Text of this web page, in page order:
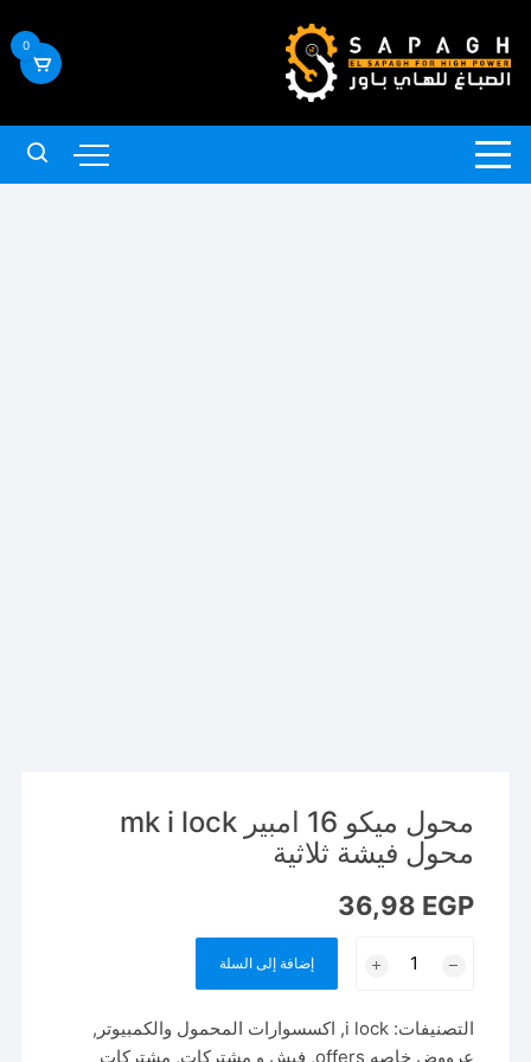
إلى
المحتوى
0
محول ميكو 16 امبير mk i lock
محول فيشة ثلاثية
36,98 EGP
16
إضافة إلى السلة
التصنيفات:i lock
, اكسسوارات المحمول والكمبيوتر ,
عرووض خاصه offers
, فيش و مشتركات, مشتركات